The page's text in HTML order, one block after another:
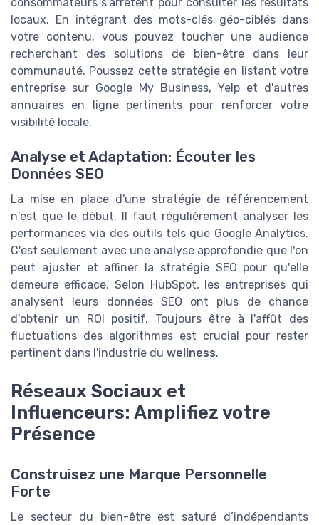
locaux. En intégrant des mots-clés géo-ciblés dans
votre contenu, vous pouvez toucher une audience
recherchant des solutions de bien-être dans leur
communauté. Poussez cette stratégie en listant votre
entreprise sur Google My Business, Yelp et d'autres
annuaires en ligne pertinents pour renforcer votre
visibilité locale.
Analyse et Adaptation: Écouter les
Données SEO
La mise en place d'une stratégie de référencement
n'est que le début. Il faut régulièrement analyser les
performances via des outils tels que Google Analytics.
C'est seulement avec une analyse approfondie que l'on
peut ajuster et affiner la stratégie SEO pour qu'elle
demeure efficace. Selon HubSpot, les entreprises qui
analysent leurs données SEO ont plus de chance
d'obtenir un ROI positif. Toujours être à l'affût des
fluctuations des algorithmes est crucial pour rester
pertinent dans l'industrie du wellness.
Réseaux Sociaux et
Influenceurs: Amplifiez votre
Présence
Construisez une Marque Personnelle
Forte
Le secteur du bien-être est saturé d’indépendants